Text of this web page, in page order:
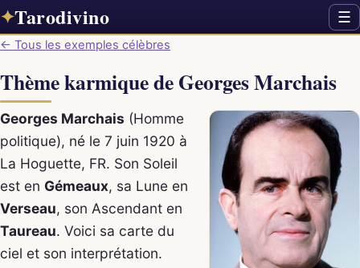
✦Tarodivino ☰
← Tous les exemples célèbres
Thème karmique de Georges Marchais
Georges Marchais (Homme
politique), né le 7 juin 1920 à
La Hoguette, FR. Son Soleil
est en Gémeaux, sa Lune en
Verseau, son Ascendant en
Taureau. Voici sa carte du
ciel et son interprétation.